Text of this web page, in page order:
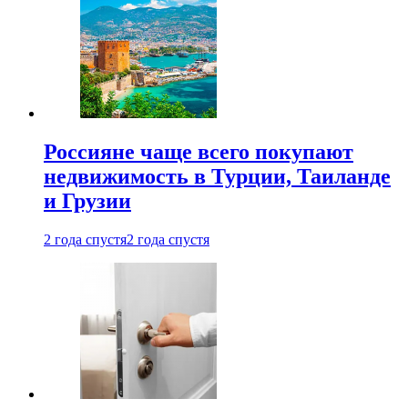
Россияне чаще всего покупают
недвижимость в Турции, Таиланде
и Грузии
2 года спустя2 года спустя